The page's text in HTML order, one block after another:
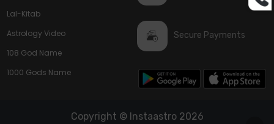
Lal-Kitab
Astrology Video
108 God Name
1000 Gods Name
Secure Payments
Copyright © Instaastro 2026